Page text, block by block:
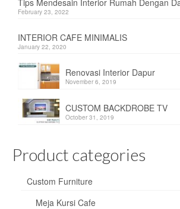
Sofa
Custom Furniture
Jasa Desain Interior
Hubungi Kami
Tips Mendesain Interior Rumah Dengan
February 23, 2022
INTERIOR CAFE MINIMALIS
January 22, 2020
Renovasi Interior Dapur
November 6, 2019
CUSTOM BACKDROBE TV
October 31, 2019
Product categories
Custom Furniture
Meja Kursi Cafe